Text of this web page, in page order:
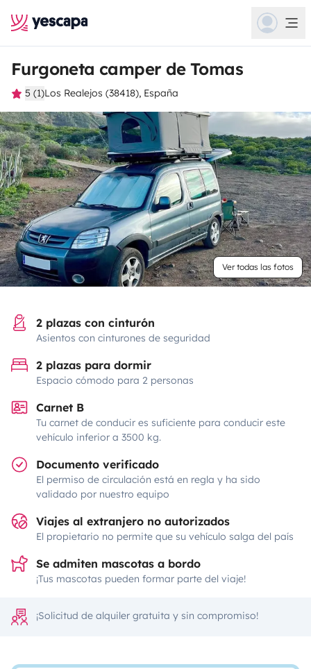
Furgoneta camper de Tomas
5 (1)Los Realejos (38418), España
Ver todas las fotos
2 plazas con cinturón
Asientos con cinturones de seguridad
2 plazas para dormir
Espacio cómodo para 2 personas
Carnet B
Tu carnet de conducir es suficiente para conducir este
vehículo inferior a 3500 kg.
Documento verificado
El permiso de circulación está en regla y ha sido
validado por nuestro equipo
Viajes al extranjero no autorizados
El propietario no permite que su vehículo salga del país
Se admiten mascotas a bordo
¡Tus mascotas pueden formar parte del viaje!
¡Solicitud de alquiler gratuita y sin compromiso!